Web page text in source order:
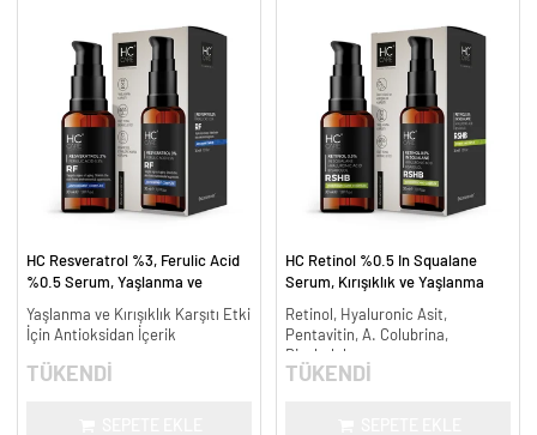
HC Resveratrol %3, Ferulic Acid
%0.5 Serum, Yaşlanma ve
Yaşlanma ve Kırışıklık Karşıtı Etki
İçin Antioksidan İçerik
TÜKENDİ
HC Retinol %0.5 In Squalane
Serum, Kırışıklık ve Yaşlanma
Retinol, Hyaluronic Asit,
Pentavitin, A. Colubrina,
Bisabolol
TÜKENDİ